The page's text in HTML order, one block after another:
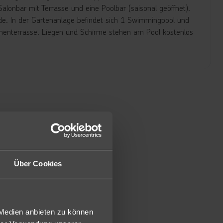
Über Cookies
anbieten zu können
mit Terrasse und eine Poolbar (saisonal geöffnet).
In der Gartenanlage befindet sich 1 Swimmingpool und
Liegen und Schirme stehen am Pool kostenlos
DGE) und Alleinbenutzung mit seitlichem Meerblick
Ausstattung wie die Doppelzimmer etwas geräumiger
wie die Doppelzimmer etwas geräumiger und